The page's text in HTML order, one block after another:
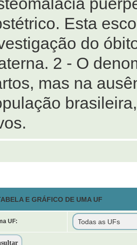
Esta
do
2 - O
mas na
E GRÁFICO DE UMA UF
UF: